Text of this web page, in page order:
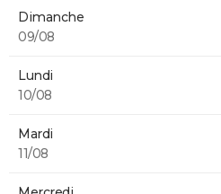
Dimanche
09/08
Lundi
10/08
Mardi
11/08